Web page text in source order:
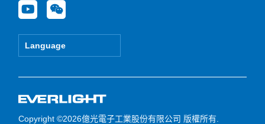
Y
o
u
e
W
e
i
Language
Copyright ©2026億光電子工業股份有限公司 版權所有.